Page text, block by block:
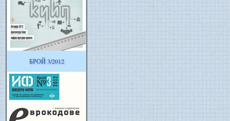
БРОЙ 3/2012